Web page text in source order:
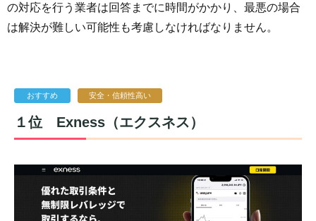
の対応を行う業者は回答までに時間がかかり、最悪の場合
は解決が難しい可能性も考慮しなければなりません。
おすすめ 安全・信頼性高い
１位 Exness（エクスネス）